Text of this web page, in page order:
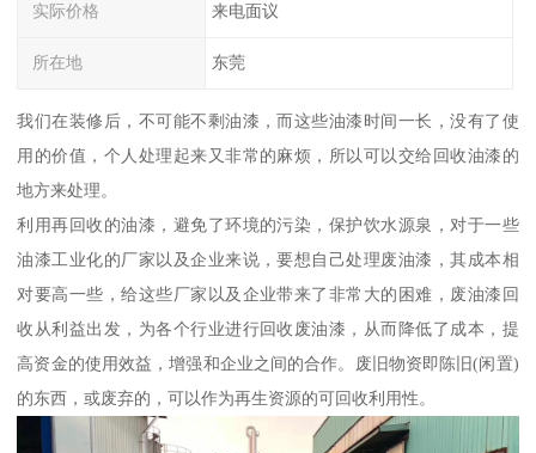
实际价格 来电面议
所在地 东莞
我们在装修后，不可能不剩油漆，而这些油漆时间一长，没有了使
用的价值，个人处理起来又非常的麻烦，所以可以交给回收油漆的
地方来处理。
利用再回收的油漆，避免了环境的污染，保护饮水源泉，对于一些
油漆工业化的厂家以及企业来说，要想自己处理废油漆，其成本相
对要高一些，给这些厂家以及企业带来了非常大的困难，废油漆回
收从利益出发，为各个行业进行回收废油漆，从而降低了成本，提
高资金的使用效益，增强和企业之间的合作。废旧物资即陈旧(闲置)
的东西，或废弃的，可以作为再生资源的可回收利用性。